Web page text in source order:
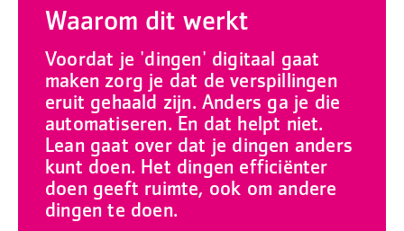
Waarom dit werkt
Voordat je 'dingen' digitaal gaat
maken zorg je dat de verspillingen
eruit gehaald zijn. Anders ga je die
automatiseren. En dat helpt niet.
Lean gaat over dat je dingen anders
kunt doen. Het dingen efficiënter
doen geeft ruimte, ook om andere
dingen te doen.